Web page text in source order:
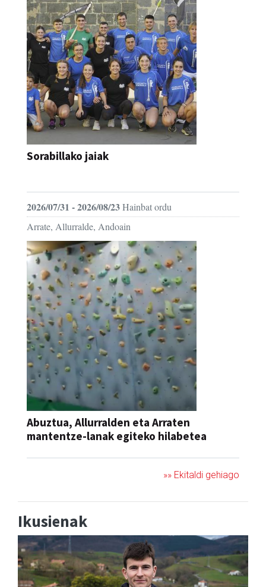
Sorabillako jaiak
2026/07/31 - 2026/08/23Hainbat ordu
Arrate, Allurralde, Andoain
Abuztua, Allurralden eta Arraten
mantentze-lanak egiteko hilabetea
»» Ekitaldi gehiago
Ikusienak